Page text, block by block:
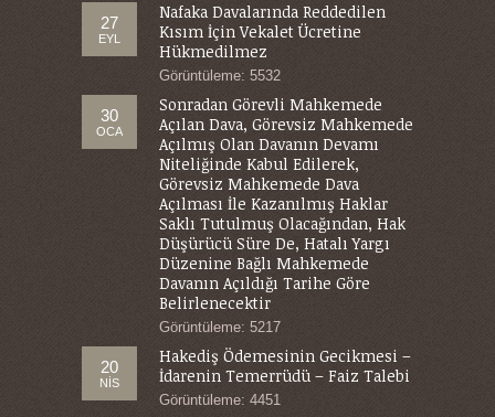
27
EYL
Nafaka Davalarında Reddedilen
Kısım İçin Vekalet Ücretine
Hükmedilmez
Görüntüleme: 5532
30
OCA
Sonradan Görevli Mahkemede
Açılan Dava, Görevsiz Mahkemede
Açılmış Olan Davanın Devamı
Niteliğinde Kabul Edilerek,
Görevsiz Mahkemede Dava
Açılması İle Kazanılmış Haklar
Saklı Tutulmuş Olacağından, Hak
Düşürücü Süre De, Hatalı Yargı
Düzenine Bağlı Mahkemede
Davanın Açıldığı Tarihe Göre
Belirlenecektir
Görüntüleme: 5217
20
NIS
Hakediş Ödemesinin Gecikmesi –
İdarenin Temerrüdü – Faiz Talebi
Görüntüleme: 4451